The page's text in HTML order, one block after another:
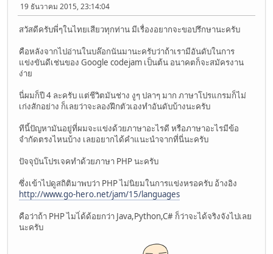
19 ธันวาคม 2015, 23:14:04
สวัสดีครับพี่ๆในไทยเสียวทุกท่าน มีเรื่องอยากจะขอปรึกษานะครับ
คือหลังจากไปอ่านในบล๊อกนันมานะครับว่าถ้าเรามีอันดับในการ
แข่งขันดีเช่นของ Google codejam เป็นต้น อนาคตก็จะสมัครงาน
ง่าย
นี่ผมก็ปี 4 ละครับ แต่ชีวิตมันช่าง งูๆ ปลาๆ มาก ภาษาโปรแกรมก็ไม่
เก่งสักอย่าง ก็เลยว่าจะลองฝึกตัวเองทำอันดับบ้างนะครับ
ทีนี้ปัญหามันอยู่ที่ผมจะแข่งด้วยภาษาอะไรดี หรือภาษาอะไรมีข้อ
จำกัดตรงไหนบ้าง เลยอยากได้คำแนะนำจากที่นี่นะครับ
ปัจจุบันโปรเจคทำด้วยภาษา PHP นะครับ
ซึ่งเข้าไปดูสถิติมาพบว่า PHP ไม่นิยมในการแข่งหรอครับ อ้างอิง
http://www.go-hero.net/jam/15/languages
คือว่าถ้า PHP ไมไ่ด้ด้อยกว่า Java,Python,C# ก็ว่าจะได้จริงจังไปเลย
นะครับ